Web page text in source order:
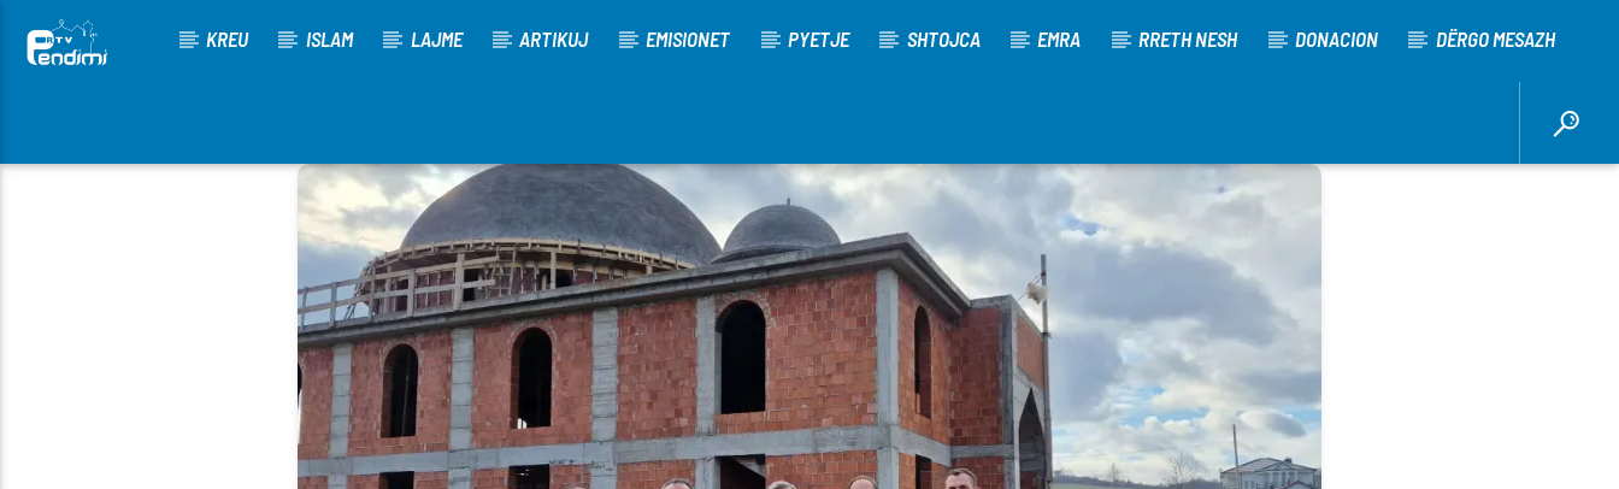
KREU ISLAM LAJME ARTIKUJ EMISIONET PYETJE SHTOJCA EMRA RRETH NESH DONACION DËRGO MESAZH
[There are no radio stations in the database]